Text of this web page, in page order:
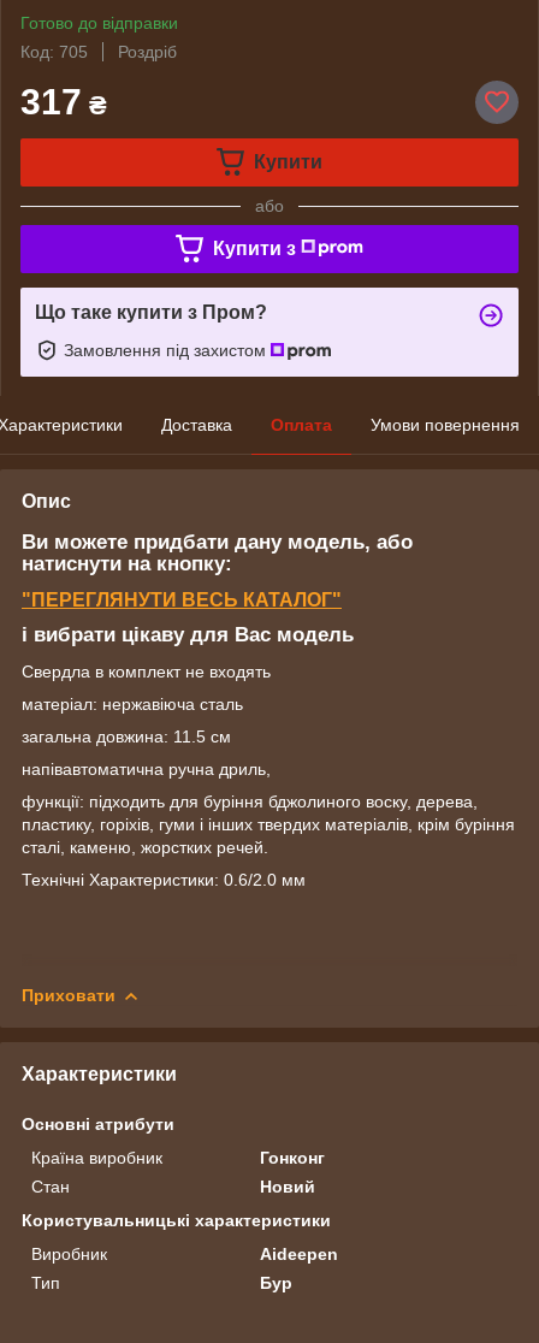
Готово до відправки
Код: 705
Роздріб
317 ₴
Купити
або
Купити з
Що таке купити з Пром?
Замовлення під захистом
Доставка Оплата Умови повернення
Опис
Ви можете придбати дану модель, або
натиснути на кнопку:
"ПЕРЕГЛЯНУТИ ВЕСЬ КАТАЛОГ"
і вибрати цікаву для Вас модель
Свердла в комплект не входять
матеріал: нержавіюча сталь
загальна довжина: 11.5 см
напівавтоматична ручна дриль,
функції: підходить для буріння бджолиного воску, дерева,
пластику, горіхів, гуми і інших твердих матеріалів, крім буріння
сталі, каменю, жорстких речей.
Технічні Характеристики: 0.6/2.0 мм
Приховати
Характеристики
Основні атрибути
Країна виробник
Гонконг
Стан
Новий
Користувальницькі характеристики
Виробник
Aideepen
Тип
Бур